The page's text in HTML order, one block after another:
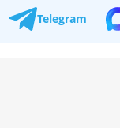
Telegram